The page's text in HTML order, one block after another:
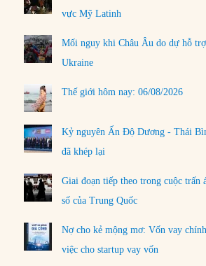
vực Mỹ Latinh
Mối nguy khi Châu Âu do dự hỗ
Ukraine
Thế giới hôm nay: 06/08/2026
Kỷ nguyên Ấn Độ Dương - Thái
đã khép lại
Giai đoạn tiếp theo trong cuộc trấn
số của Trung Quốc
Nợ cho kẻ mộng mơ: Vốn vay
việc cho startup vay vốn